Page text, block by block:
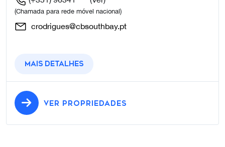
(Chamada para rede móvel nacional)
crodrigues@cbsouthbay.pt
Mais detalhes
VER PROPRIEDADES